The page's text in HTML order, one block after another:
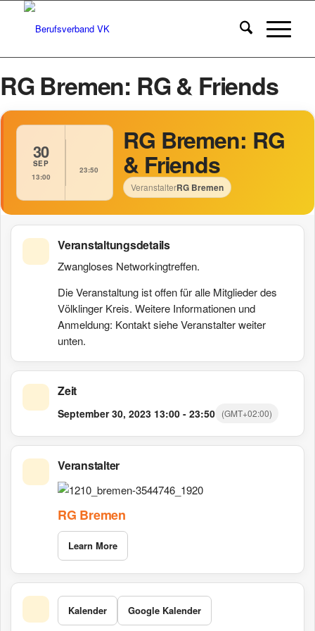
RG Bremen: RG & Friends
30
SEP
13:00
23:50
RG Bremen: RG
& Friends
VeranstalterRG Bremen
Veranstaltungsdetails
Zwangloses Networkingtreffen.
Die Veranstaltung ist offen für alle Mitglieder des
Völklinger Kreis. Weitere Informationen und
Anmeldung: Kontakt siehe Veranstalter weiter
unten.
Zeit
September 30, 2023 13:00 - 23:50 (GMT+02:00)
Veranstalter
RG Bremen
Learn More
Kalender Google Kalender